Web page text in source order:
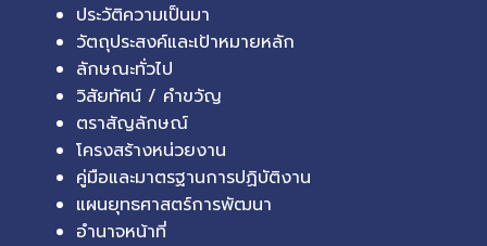
ประวัติความเป็นมา
วัตถุประสงค์และเป้าหมายหลัก
ลักษณะทั่วไป
วิสัยทัศน์ / คำขวัญ
ตราสัญลักษณ์
โครงสร้างหน่วยงาน
คู่มือและมาตรฐานการปฏิบัติงาน
แผนยุทธศาสตร์การพัฒนา
อำนาจหน้าที่